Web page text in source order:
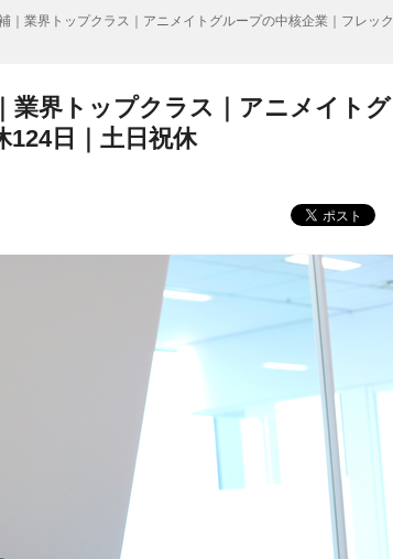
｜業界トップクラス｜アニメイトグループの中核企業｜フレック
業界トップクラス｜アニメイトグ
124日｜土日祝休